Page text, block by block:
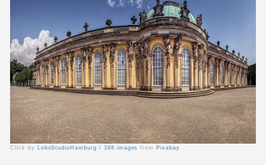
Click by LoboStudioHamburg / 398 images from Pixabay